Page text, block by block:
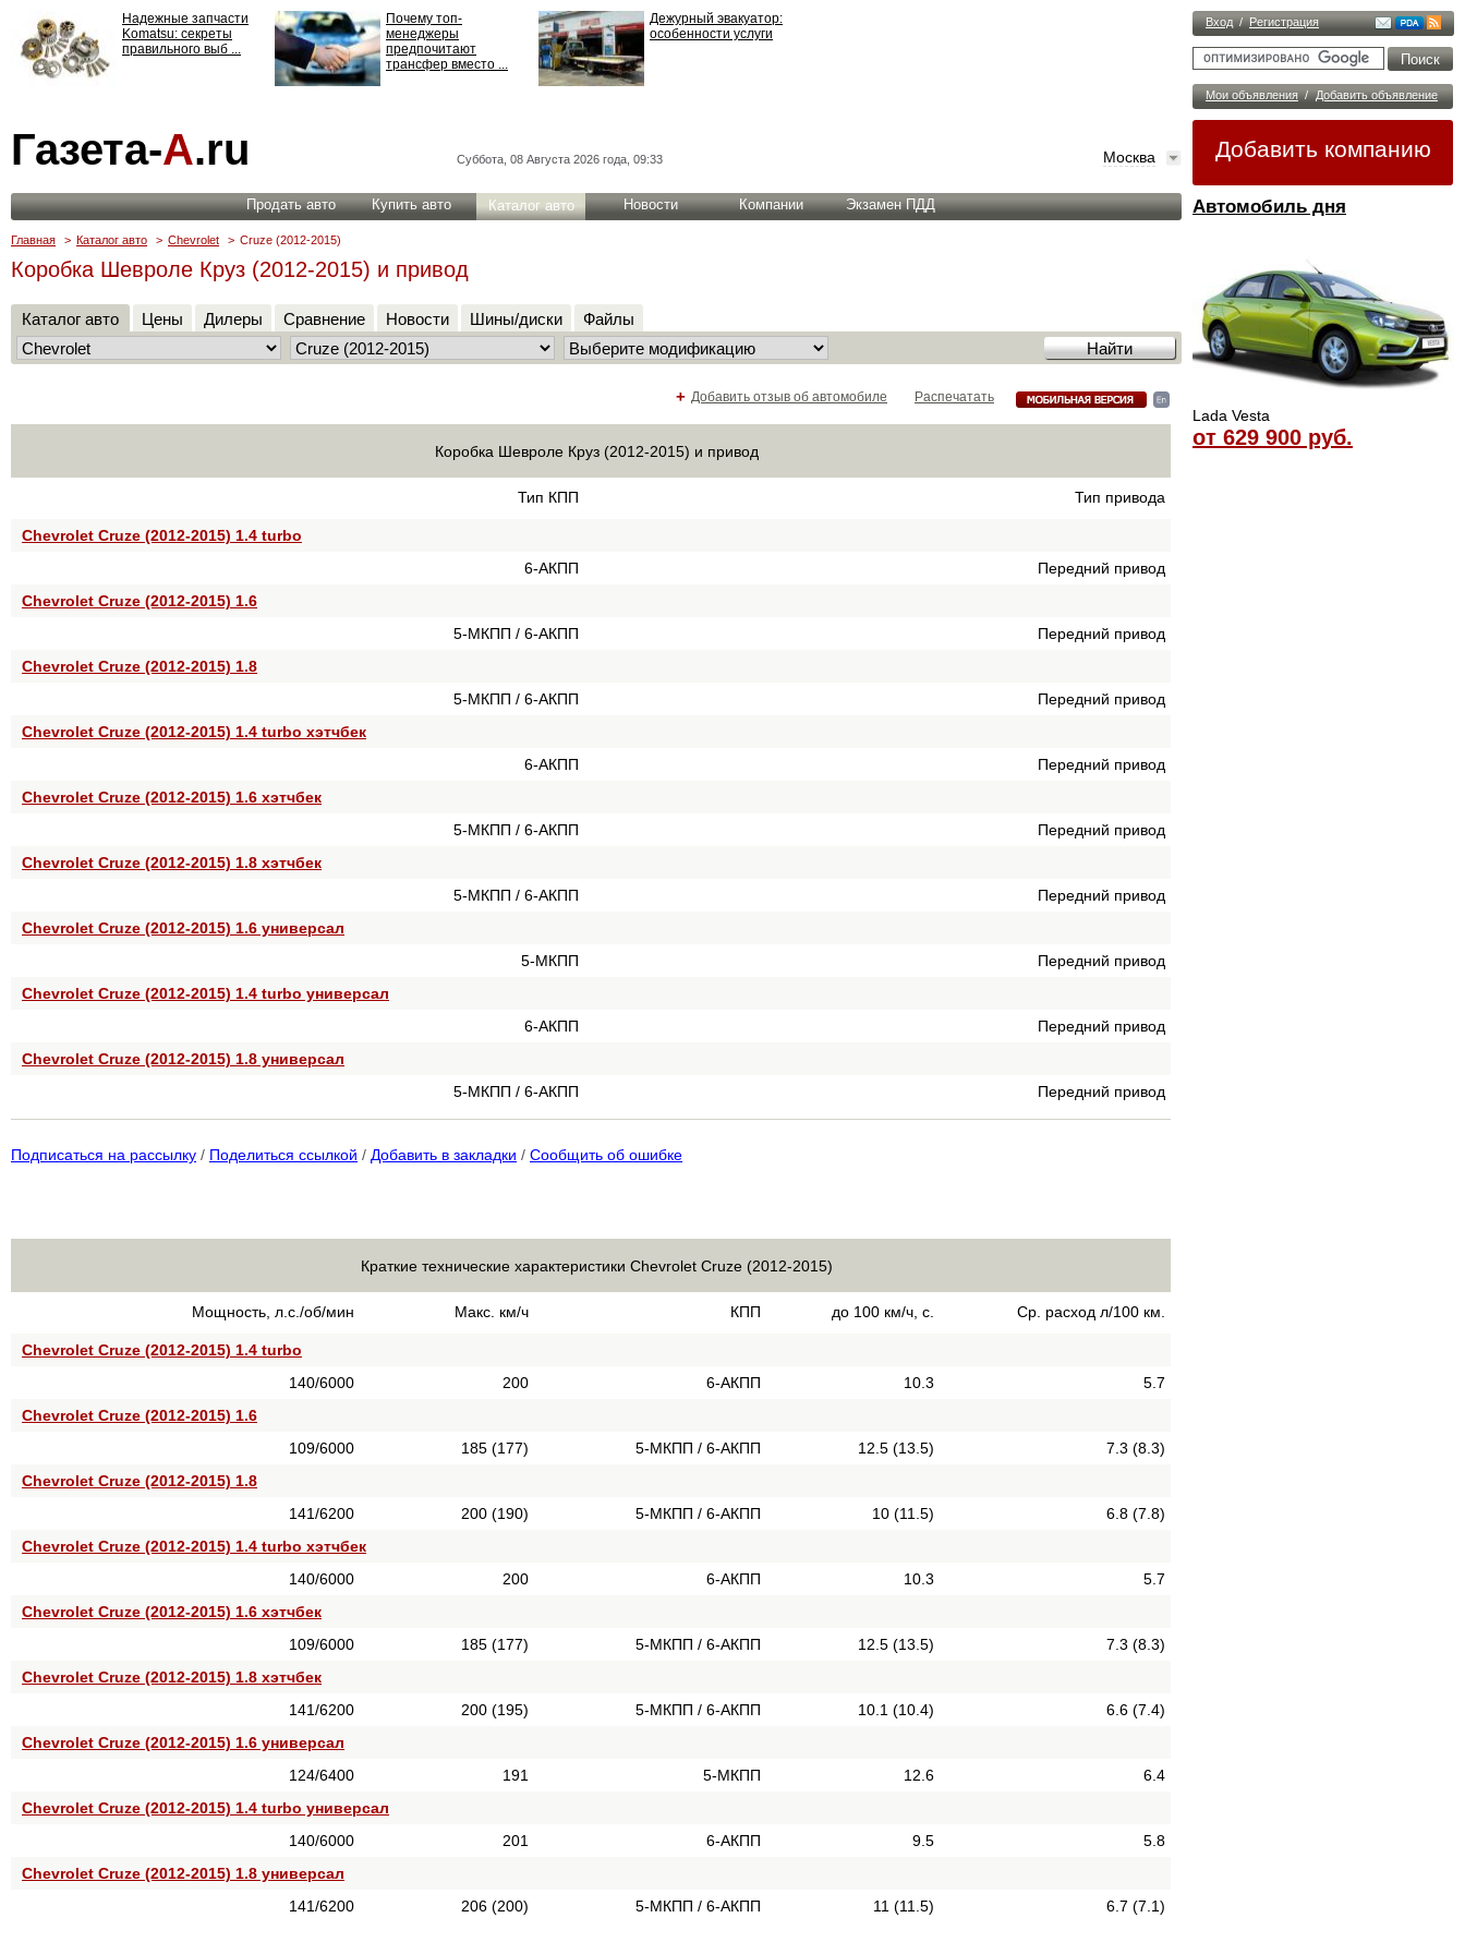
Вход / Регистрация
Мои объявления / Добавить объявление
Добавить компанию
Автомобиль дня
Lada Vesta
от 629 900 руб.
Надежные запчасти
Komatsu: секреты
правильного выб ...
Почему топ-
менеджеры
предпочитают
трансфер вместо ...
Дежурный эвакуатор:
особенности услуги
ответственности: все,
что нужно знать ...
Газета-А.ru Суббота, 08 Августа 2026 года, 09:33 Москва
Продать авто Купить авто Каталог авто Новости Компании Экзамен ПДД
Главная > Каталог авто > Chevrolet > Cruze (2012-2015)
Коробка Шевроле Круз (2012-2015) и привод
Каталог авто Цены Дилеры Сравнение Новости Шины/диски Файлы
Распечатать
+ Добавить отзыв об автомобиле
Коробка Шевроле Круз (2012-2015) и привод
Тип КПП Тип привода
Chevrolet Cruze (2012-2015) 1.4 turbo
6-АКПП
Передний привод
Chevrolet Cruze (2012-2015) 1.6
5-МКПП / 6-АКПП
Передний привод
Chevrolet Cruze (2012-2015) 1.8
5-МКПП / 6-АКПП
Передний привод
Chevrolet Cruze (2012-2015) 1.4 turbo хэтчбек
6-АКПП
Передний привод
Chevrolet Cruze (2012-2015) 1.6 хэтчбек
5-МКПП / 6-АКПП
Передний привод
Chevrolet Cruze (2012-2015) 1.8 хэтчбек
5-МКПП / 6-АКПП
Передний привод
Chevrolet Cruze (2012-2015) 1.6 универсал
5-МКПП
Передний привод
Chevrolet Cruze (2012-2015) 1.4 turbo универсал
6-АКПП
Передний привод
Chevrolet Cruze (2012-2015) 1.8 универсал
5-МКПП / 6-АКПП
Передний привод
Подписаться на рассылку / Поделиться ссылкой / Добавить в закладки / Сообщить об ошибке
Краткие технические характеристики Chevrolet Cruze (2012-2015)
Мощность, л.с./об/мин Макс. км/ч КПП до 100 км/ч, с. Ср. расход л/100 км.
Chevrolet Cruze (2012-2015) 1.4 turbo
140/6000
200 6-АКПП 10.3
5.7
Chevrolet Cruze (2012-2015) 1.6
109/6000
185 (177) 5-МКПП / 6-АКПП 12.5 (13.5)
7.3 (8.3)
Chevrolet Cruze (2012-2015) 1.8
141/6200
200 (190) 5-МКПП / 6-АКПП 10 (11.5)
6.8 (7.8)
Chevrolet Cruze (2012-2015) 1.4 turbo хэтчбек
140/6000
200 6-АКПП 10.3
5.7
Chevrolet Cruze (2012-2015) 1.6 хэтчбек
109/6000
185 (177) 5-МКПП / 6-АКПП 12.5 (13.5)
7.3 (8.3)
Chevrolet Cruze (2012-2015) 1.8 хэтчбек
141/6200
200 (195) 5-МКПП / 6-АКПП 10.1 (10.4)
6.6 (7.4)
Chevrolet Cruze (2012-2015) 1.6 универсал
124/6400
191 5-МКПП 12.6
6.4
Chevrolet Cruze (2012-2015) 1.4 turbo универсал
140/6000
201 6-АКПП 9.5
5.8
Chevrolet Cruze (2012-2015) 1.8 универсал
141/6200
206 (200) 5-МКПП / 6-АКПП 11 (11.5) 6.7 (7.1)